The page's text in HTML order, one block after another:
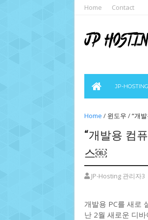
Home Contact
JP-
Home / 윈도우 /“개
“개발용 컴
스￼
JP-Hosting 관리자3
개발용 PC를 새로
난 2월 새로운 디